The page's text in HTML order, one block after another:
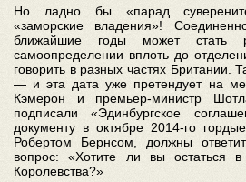
Но ладно бы «парад
«заморские владения»!
ближайшие годы может
самоопределении вплоть до
говорить в разных частях Британии.
— и эта дата уже претендует на
Кэмерон и премьер-министр
подписали «Эдинбургское
документу в октябре 2014-го
Робертом Бернсом, должны
вопрос: «Хотите ли вы остаться в
Королевства?»